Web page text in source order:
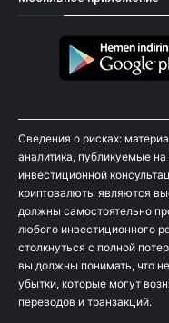
Сведения о рисках:
аналитика, публикуемые на
инвестиционной
криптовалюты являются
должны самостоятельно
любого инвестиционного
столкнуться с полной
вы должны понимать, что
убытки, которые могут
переводов и транзакций.